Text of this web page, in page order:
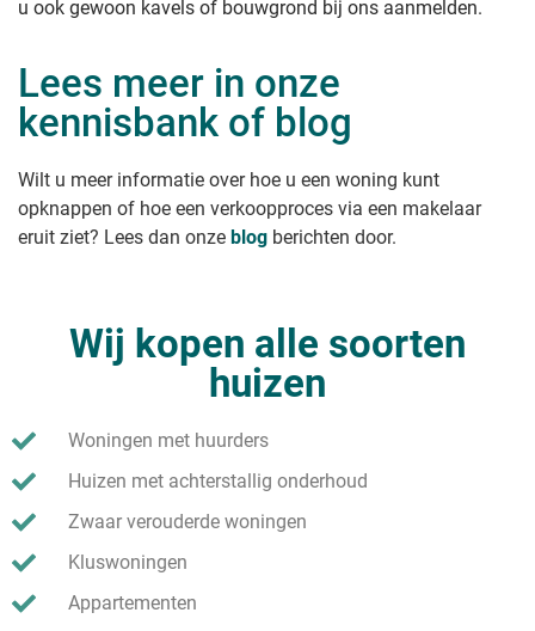
u ook gewoon kavels of bouwgrond bij ons aanmelden.
Lees meer in onze
kennisbank of blog
Wilt u meer informatie over hoe u een woning kunt
opknappen of hoe een verkoopproces via een makelaar
eruit ziet? Lees dan onze blog berichten door.
Wij kopen alle soorten
huizen
Woningen met huurders
Huizen met achterstallig onderhoud
Zwaar verouderde woningen
Kluswoningen
Appartementen